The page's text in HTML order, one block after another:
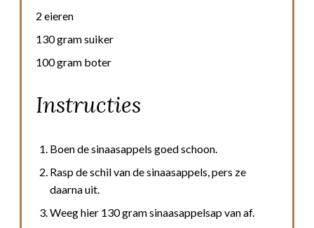
2 eieren
130 gram suiker
100 gram boter
Instructies
Boen de sinaasappels goed schoon.
Rasp de schil van de sinaasappels, pers ze
daarna uit.
Weeg hier 130 gram sinaasappelsap van af.